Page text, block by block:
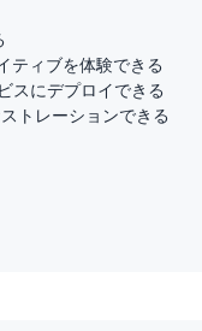
ティブを体験できる
スにデプロイできる
トレーションできる